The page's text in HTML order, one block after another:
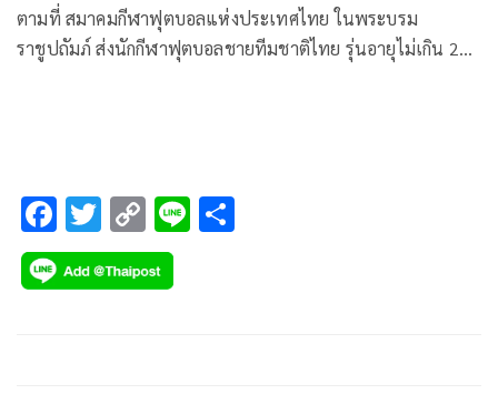
ตามที่ สมาคมกีฬาฟุตบอลแห่งประเทศไทย ในพระบรม
ราชูปถัมภ์ ส่งนักกีฬาฟุตบอลชายทีมชาติไทย รุ่นอายุไม่เกิน 23
F
ac
e
T
wi
tt
C
o
p
Li